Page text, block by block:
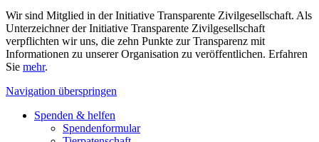
Wir sind Mitglied in der Initiative Transparente Zivilgesellschaft. Als
Unterzeichner der Initiative Transparente Zivilgesellschaft
verpflichten wir uns, die zehn Punkte zur Transparenz mit
Informationen zu unserer Organisation zu veröffentlichen. Erfahren
Sie mehr.
Navigation überspringen
Spenden & helfen
Spendenformular